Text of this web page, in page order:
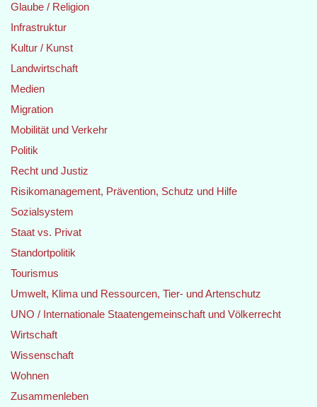
Glaube / Religion
Infrastruktur
Kultur / Kunst
Landwirtschaft
Medien
Migration
Mobilität und Verkehr
Politik
Recht und Justiz
Risikomanagement, Prävention, Schutz und Hilfe
Sozialsystem
Staat vs. Privat
Standortpolitik
Tourismus
Umwelt, Klima und Ressourcen, Tier- und Artenschutz
UNO / Internationale Staatengemeinschaft und Völkerrecht
Wirtschaft
Wissenschaft
Wohnen
Zusammenleben